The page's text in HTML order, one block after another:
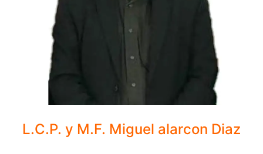
L.C.P. y M.F. Miguel alarcon Diaz